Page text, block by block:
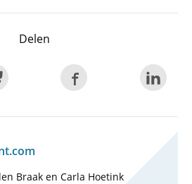
Delen
Braak en Carla Hoetink